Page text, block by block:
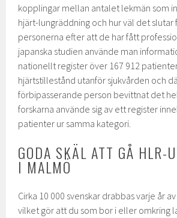
kopplingar mellan antalet lekmän som
hjärt-lungräddning och hur väl det
personerna efter att de har fått
japanska studien använde man
nationellt register över 167 912
hjärtstillestånd utanför sjukvården och
förbipasserande person bevittnat det
forskarna använde sig av ett register
patienter ur samma kategori.
GODA SKÄL ATT GÅ HLR-
I MALMÖ
Cirka 10 000 svenskar drabbas varje år
vilket gör att du som bor i eller omkring